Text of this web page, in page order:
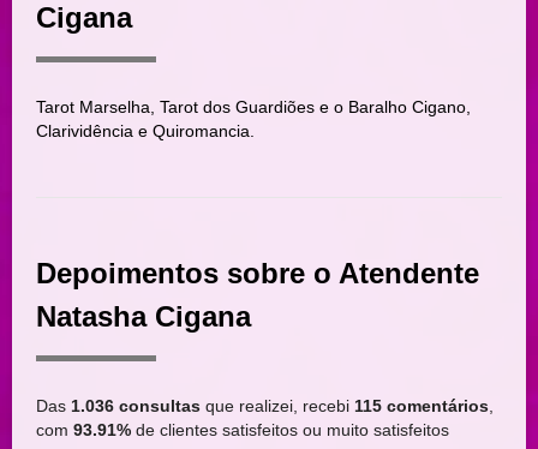
Cigana
Tarot Marselha, Tarot dos Guardiões e o Baralho Cigano,
Clarividência e Quiromancia.
Depoimentos sobre o Atendente
Natasha Cigana
Das 1.036 consultas que realizei, recebi 115 comentários,
com 93.91% de clientes satisfeitos ou muito satisfeitos